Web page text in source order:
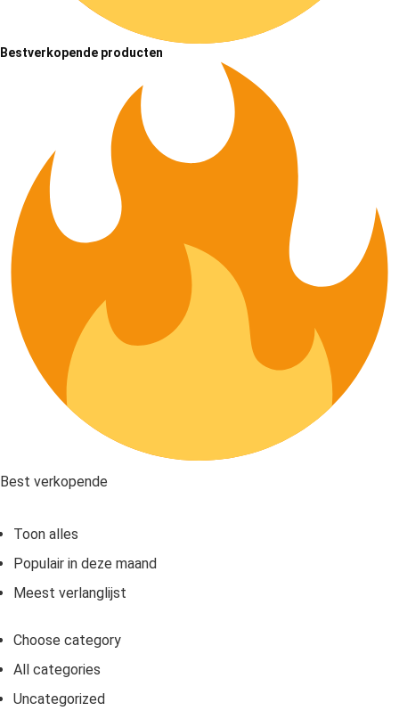
Bestverkopende producten
Best verkopende
Toon alles
Populair in deze maand
Meest verlanglijst
Choose category
All categories
Uncategorized